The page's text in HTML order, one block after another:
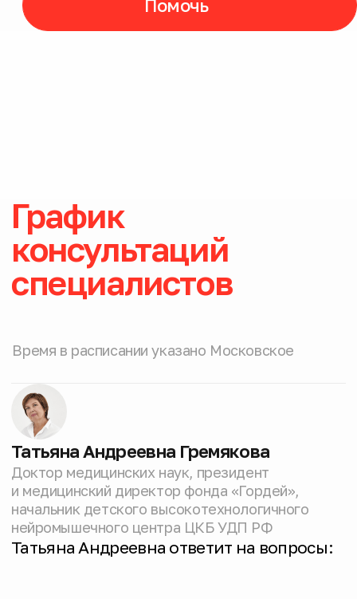
терапии,
Генотерапевтических препаратов,
Аспектов ведения пациентов
с МДД/Б.
Понедельник
июля
15:00-17:00
Екатерина Владимировна Шрёдер
Кандидат медицинских наук, детский
вопросы:
Режима и дозировок стероидной
терапии,
Контроля веса и правильного
питания,
Костного здоровья,
Роста и полового созревания
мальчиков с МДД/Б
Вторник 28 июля 13:00-15:00
Время в расписании указано Московское